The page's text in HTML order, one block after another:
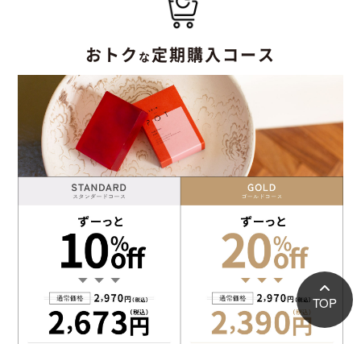
おトク な 定期購入コース
TOP